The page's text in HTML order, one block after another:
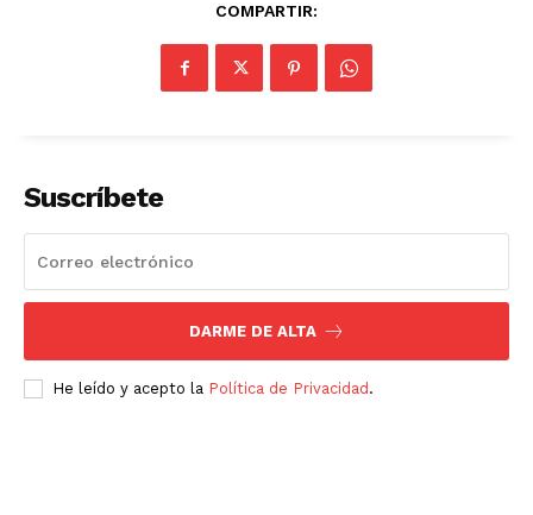
Luces
Del Siglo
COMPARTIR:
Suscríbete
DARME DE ALTA
He leído y acepto la Política de Privacidad .